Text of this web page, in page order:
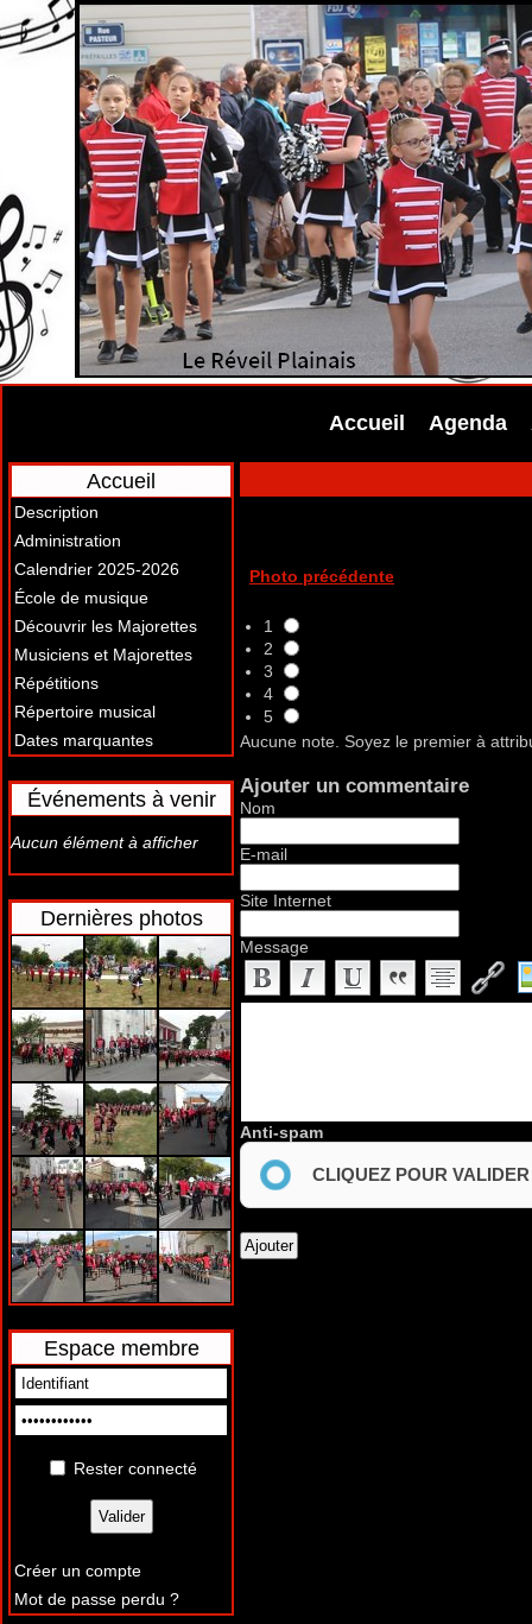
Accueil Agenda
Accueil
Description
Administration
Calendrier 2025-2026
École de musique
Découvrir les Majorettes
Musiciens et Majorettes
Répétitions
Répertoire musical
Dates marquantes
Événements à venir
Aucun élément à afficher
Dernières photos
Espace membre
Rester connecté
Créer un compte
Mot de passe perdu ?
Photo précédente
1
2
3
4
5
Aucune note. Soyez le premier à
Ajouter un commentaire
Nom
E-mail
Site Internet
Message
Anti-spam
CLIQUEZ POUR VALIDER